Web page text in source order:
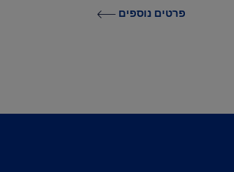
פרטים נוספים